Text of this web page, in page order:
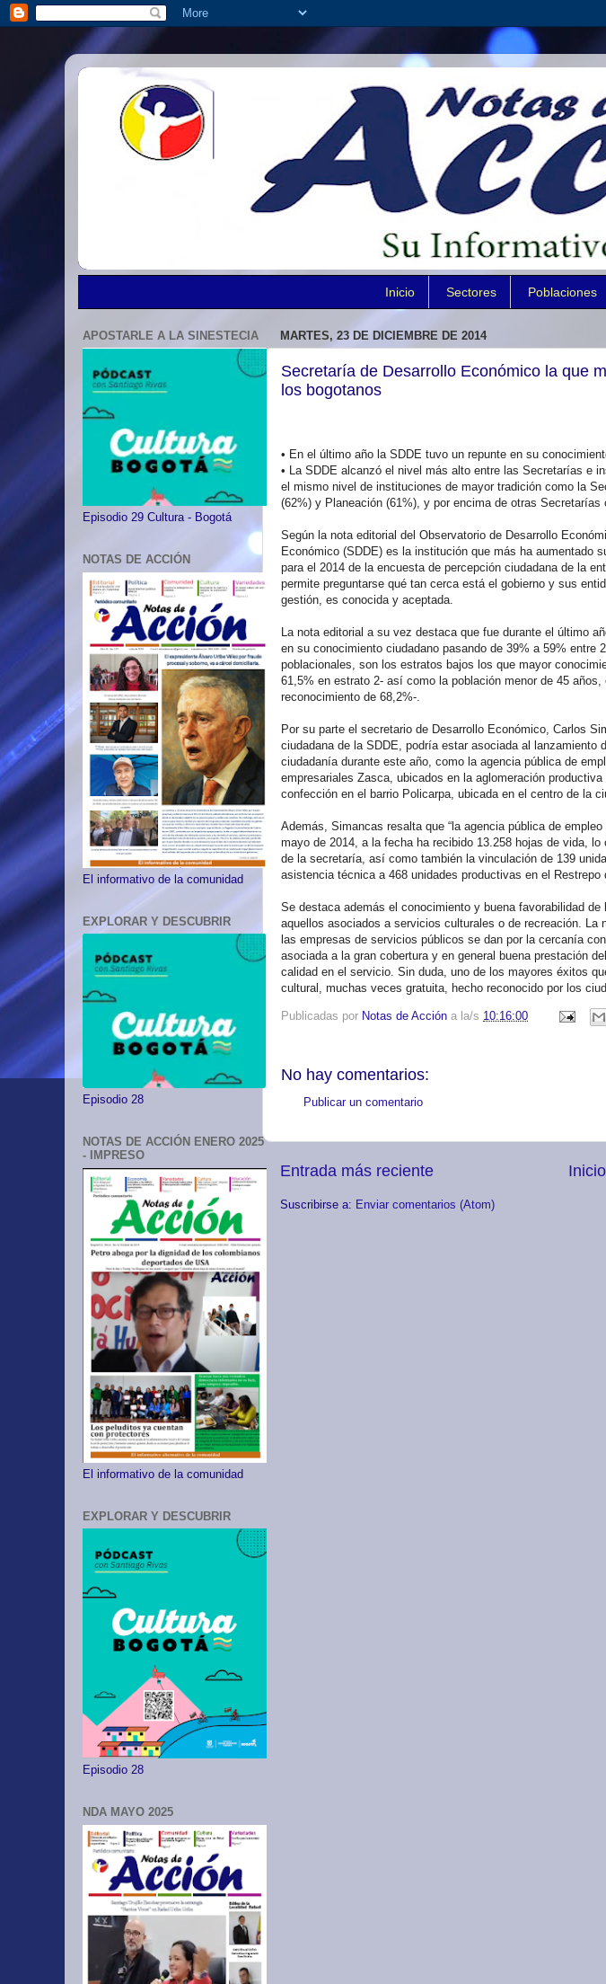
Inicio Sectores Poblaciones
MARTES, 23 DE DICIEMBRE DE 2014
Secretaría de Desarrollo Económico la que
los bogotanos
• En el último año la SDDE tuvo un repunte en su
• La SDDE alcanzó el nivel más alto entre las Secretarías e
el mismo nivel de instituciones de mayor tradición como la
(62%) y Planeación (61%), y por encima de otras
Según la nota editorial del Observatorio de Desarrollo
Económico (SDDE) es la institución que más ha aumentado
para el 2014 de la encuesta de percepción ciudadana de la
permite preguntarse qué tan cerca está el gobierno y sus
gestión, es conocida y aceptada.
La nota editorial a su vez destaca que fue durante el último
en su conocimiento ciudadano pasando de 39% a 59% entre
poblacionales, son los estratos bajos los que mayor
61,5% en estrato 2- así como la población menor de 45
reconocimiento de 68,2%-.
Por su parte el secretario de Desarrollo Económico, Carlos
ciudadana de la SDDE, podría estar asociada al lanzamiento
ciudadanía durante este año, como la agencia pública de
empresariales Zasca, ubicados en la aglomeración
confección en el barrio Policarpa, ubicada en el centro de la
Además, Simancas resalta que “la agencia pública de empleo
mayo de 2014, a la fecha ha recibido 13.258 hojas de vida,
de la secretaría, así como también la vinculación de 139
asistencia técnica a 468 unidades productivas en el Restrepo
Se destaca además el conocimiento y buena favorabilidad
aquellos asociados a servicios culturales o de recreación. La
las empresas de servicios públicos se dan por la cercanía
asociada a la gran cobertura y en general buena prestación
calidad en el servicio. Sin duda, uno de los mayores éxitos
cultural, muchas veces gratuita, hecho reconocido por los
Publicadas por Notas de Acción a la/s 10:16:00
No hay comentarios:
Publicar un comentario
Entrada más reciente Inicio
Suscribirse a: Enviar comentarios (Atom)
APOSTARLE A LA SINESTECIA
Episodio 29 Cultura - Bogotá
NOTAS DE ACCIÓN
El informativo de la comunidad
EXPLORAR Y DESCUBRIR
Episodio 28
NOTAS DE ACCIÓN ENERO 2025
- IMPRESO
El informativo de la comunidad
EXPLORAR Y DESCUBRIR
Episodio 28
NDA MAYO 2025